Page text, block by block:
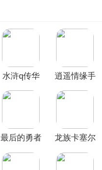
水浒q传华
逍遥情缘手
最后的勇者
龙族卡塞尔